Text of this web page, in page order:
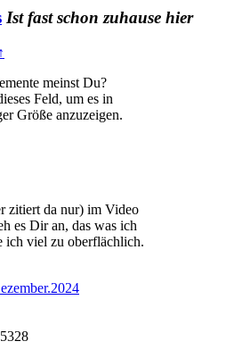
Ist fast schon zuhause hier
↑
meinst Du?
Feld, um es in
Größe anzuzeigen.
zitiert da nur) im Video
es Dir an, das was ich
ich viel zu oberflächlich.